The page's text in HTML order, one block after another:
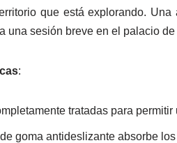
que está explorando.
una sesión breve en el palacio
:
tratadas para
goma antideslizante absorbe